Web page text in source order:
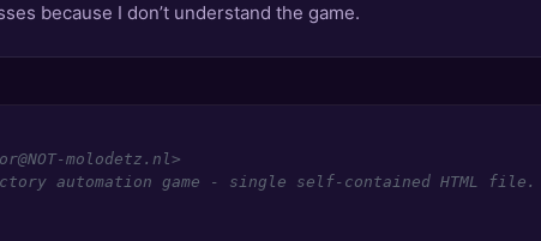
because I don’t understand the game.
molodetz.nl>
automation game - single self-contained HTML file.